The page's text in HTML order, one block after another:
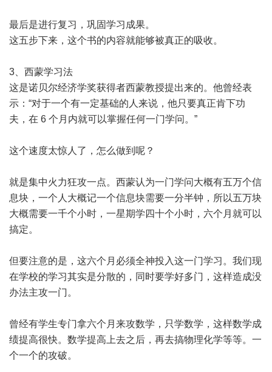
最后是进行复习，巩固学习成果。
这五步下来，这个书的内容就能够被真正的吸收。
3、西蒙学习法
这是诺贝尔经济学奖获得者西蒙教授提出来的。他曾经表
示：“对于一个有一定基础的人来说，他只要真正肯下功
夫，在 6 个月内就可以掌握任何一门学问。”
这个速度太惊人了，怎么做到呢？
就是集中火力狂攻一点。西蒙认为一门学问大概有五万个信
息块，一个人大概记一个信息块需要一分半钟，所以五万块
大概需要一千个小时，一星期学四十个小时，六个月就可以
搞定。
但要注意的是，这六个月必须全神投入这一门学习。我们现
在学校的学习其实是分散的，同时要学好多门，这样造成没
办法主攻一门。
曾经有学生专门拿六个月来攻数学，只学数学，这样数学成
绩提高很快。数学提高上去之后，再去搞物理化学等等。一
个一个的攻破。